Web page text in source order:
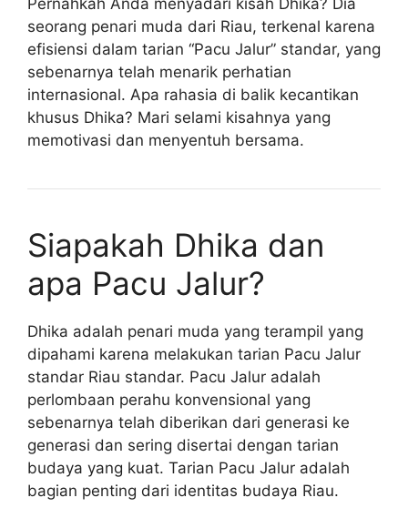
seorang penari muda dari Riau, terkenal karena
efisiensi dalam tarian “Pacu Jalur” standar, yang
sebenarnya telah menarik perhatian
internasional. Apa rahasia di balik kecantikan
khusus Dhika? Mari selami kisahnya yang
memotivasi dan menyentuh bersama.
Siapakah Dhika dan
apa Pacu Jalur?
Dhika adalah penari muda yang terampil yang
dipahami karena melakukan tarian Pacu Jalur
standar Riau standar. Pacu Jalur adalah
perlombaan perahu konvensional yang
sebenarnya telah diberikan dari generasi ke
generasi dan sering disertai dengan tarian
budaya yang kuat. Tarian Pacu Jalur adalah
bagian penting dari identitas budaya Riau.